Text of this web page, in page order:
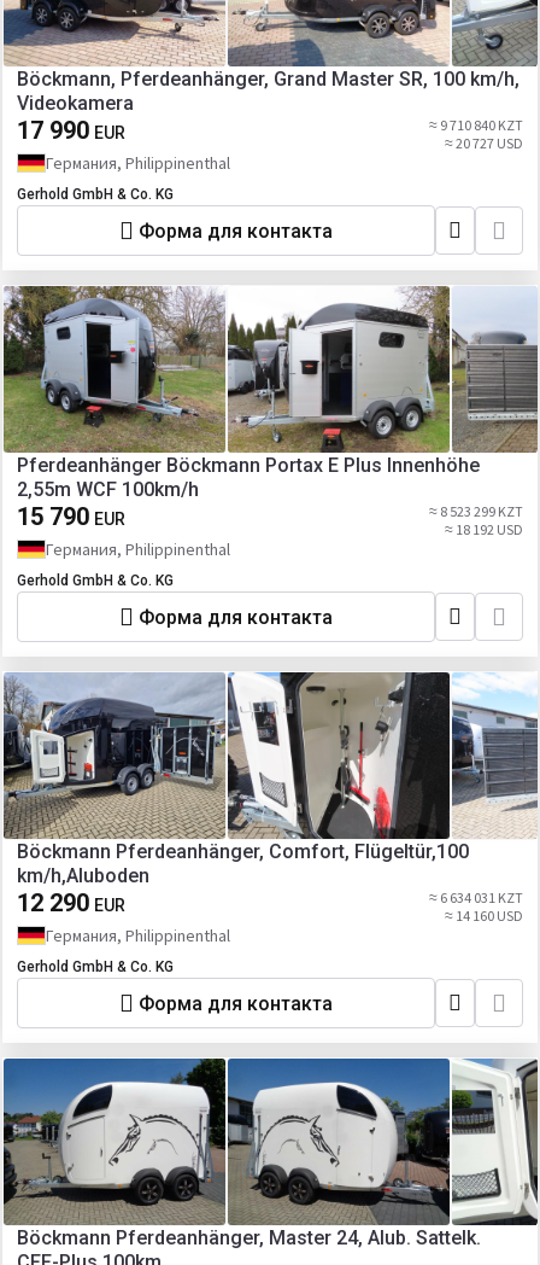
Böckmann, Pferdeanhänger, Grand Master SR, 100 km/h,
Videokamera
17 990 EUR
≈ 9 710 840 KZT
≈ 20 727 USD
Германия, Philippinenthal
Gerhold GmbH & Co. KG
Форма для контакта
Pferdeanhänger Böckmann Portax E Plus Innenhöhe
2,55m WCF 100km/h
15 790 EUR
≈ 8 523 299 KZT
≈ 18 192 USD
Германия, Philippinenthal
Gerhold GmbH & Co. KG
Форма для контакта
Böckmann Pferdeanhänger, Comfort, Flügeltür,100
km/h,Aluboden
12 290 EUR
≈ 6 634 031 KZT
≈ 14 160 USD
Германия, Philippinenthal
Gerhold GmbH & Co. KG
Форма для контакта
Böckmann Pferdeanhänger, Master 24, Alub. Sattelk.